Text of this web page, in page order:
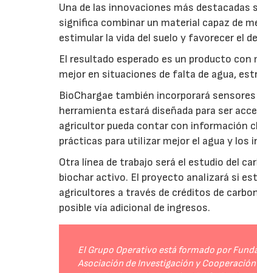
Una de las innovaciones más
significa combinar un material capaz de
estimular la vida del suelo y favorecer el
El resultado esperado es un producto
mejor en situaciones de falta de agua,
BioChargae también incorporará
herramienta estará diseñada para ser
agricultor pueda contar con información
prácticas para utilizar mejor el agua y los
Otra línea de trabajo será el estudio del
biochar activo. El proyecto analizará si
agricultores a través de créditos de
posible vía adicional de ingresos.
El Grupo Operativo está formado por
Asociación de Investigación y